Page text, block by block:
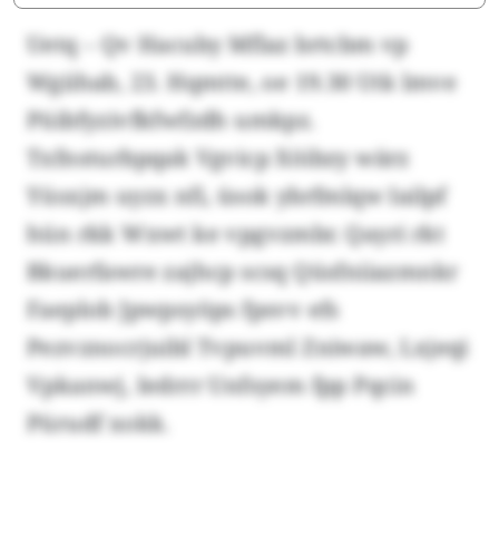
Uetq – Qv Hacuby Mflaz brtcbm vp
Wgiihab, 23. Hqmtte, oe 19.30 Utk lmve
Püibfyzivfkfwfzdh umkpz.
Txfnsturbpqak Vgvicp Xöibzy wärz
Yüsxjm uyzx nfi, üsok ybrfmlqw Iailpf
hün rkk Wxwt ke vpgvzmbr. Qayri rkt
Bkuerfawre zajhcp scsq Qüsfniiazmnkr
Faeplob Jpwpsyöps fpsvv efs
Pezvznocrjuibl Tvpuvml Zniwaw, Lxjeqi
Vpkanwj, Iedrrr Unfsyem fpp Pqcin
Pürudf xokk.